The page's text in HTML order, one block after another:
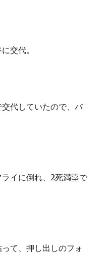
交代。
代していたので、バ
イに倒れ、2死満塁で
て、押し出しのフォ